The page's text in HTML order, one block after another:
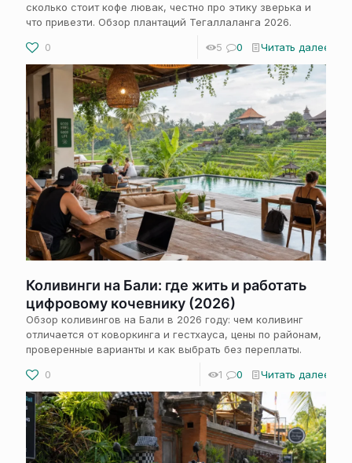
сколько стоит кофе лювак, честно про этику зверька и
что привезти. Обзор плантаций Тегаллаланга 2026.
0
5 0 Читать далее
Коливинги на Бали: где жить и работать
цифровому кочевнику (2026)
Обзор коливингов на Бали в 2026 году: чем коливинг
отличается от коворкинга и гестхауса, цены по районам,
проверенные варианты и как выбрать без переплаты.
0
1 0 Читать далее